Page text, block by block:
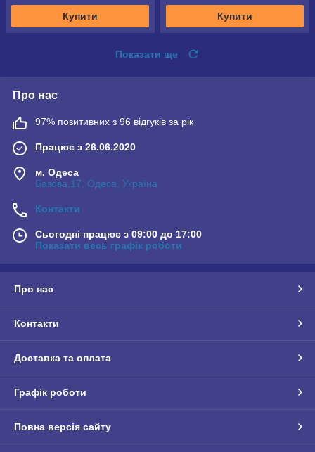
Купити Купити
Показати ще
Про нас
97% позитивних з 96 відгуків за рік
Працює з 26.06.2020
м. Одеса
Базова,17, Одеса, Україна
Контакти
Сьогодні працює з 09:00 до 17:00
Показати весь графік роботи
Про нас
Контакти
Доставка та оплата
Графік роботи
Повна версія сайту